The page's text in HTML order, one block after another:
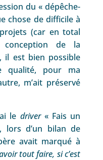
du « dépêche-
chose de difficile à
(car en total
conception de la
il est bien possible
qualité, pour ma
m’ait préservé
le driver « Fais un
lors d’un bilan de
avait marqué à
tout faire, si c’est